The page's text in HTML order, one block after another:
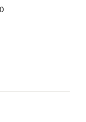
antal röster: